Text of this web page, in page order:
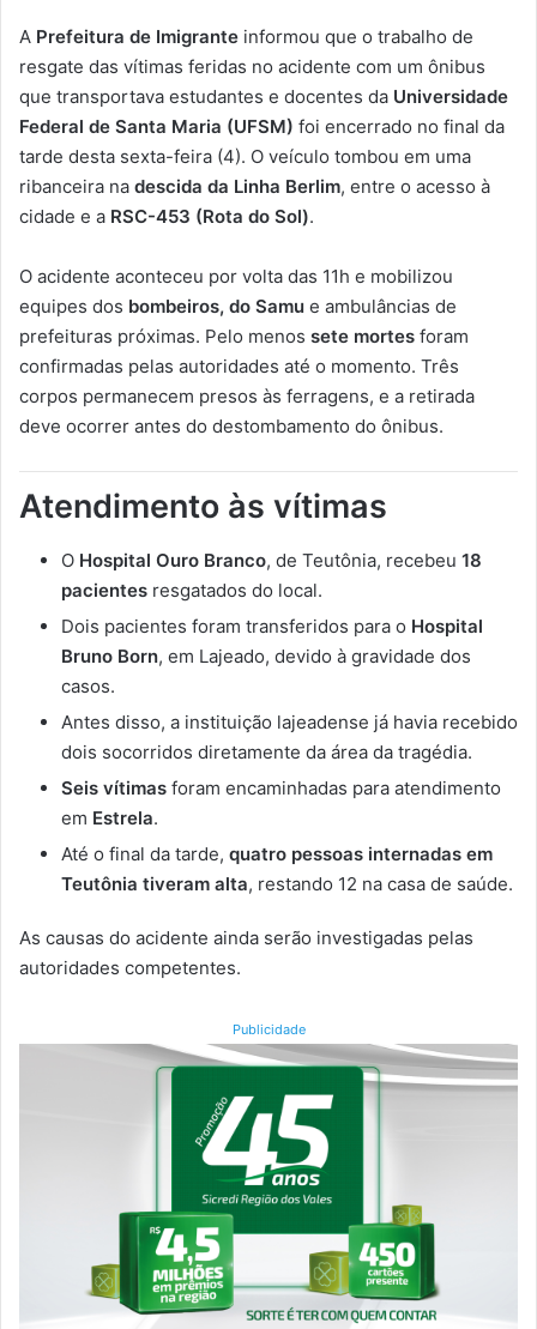
A Prefeitura de Imigrante informou que o trabalho de
resgate das vítimas feridas no acidente com um ônibus
que transportava estudantes e docentes da Universidade
Federal de Santa Maria (UFSM) foi encerrado no final da
tarde desta sexta-feira (4). O veículo tombou em uma
ribanceira na descida da Linha Berlim, entre o acesso à
cidade e a RSC-453 (Rota do Sol).
O acidente aconteceu por volta das 11h e mobilizou
equipes dos bombeiros, do Samu e ambulâncias de
prefeituras próximas. Pelo menos sete mortes foram
confirmadas pelas autoridades até o momento. Três
corpos permanecem presos às ferragens, e a retirada
deve ocorrer antes do destombamento do ônibus.
Atendimento às vítimas
O Hospital Ouro Branco, de Teutônia, recebeu 18
pacientes resgatados do local.
Dois pacientes foram transferidos para o Hospital
Bruno Born, em Lajeado, devido à gravidade dos
casos.
Antes disso, a instituição lajeadense já havia recebido
dois socorridos diretamente da área da tragédia.
Seis vítimas foram encaminhadas para atendimento
em Estrela.
Até o final da tarde, quatro pessoas internadas em
Teutônia tiveram alta, restando 12 na casa de saúde.
As causas do acidente ainda serão investigadas pelas
autoridades competentes.
Publicidade